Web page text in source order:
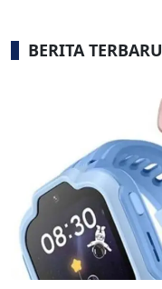
BERITA TERBARU